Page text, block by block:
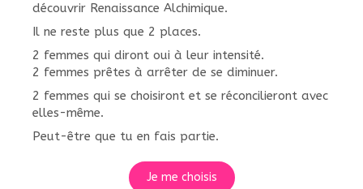
découvrir Renaissance Alchimique.
Il ne reste plus que 2 places.
2 femmes qui diront oui à leur intensité.
2 femmes prêtes à arrêter de se diminuer.
2 femmes qui se choisiront et se réconcilieront avec
elles-même.
Peut-être que tu en fais partie.
Je me choisis